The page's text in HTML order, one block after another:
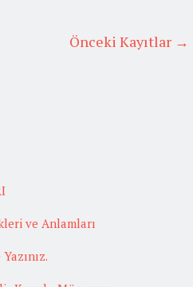
Önceki Kayıtlar →
ve Anlamları